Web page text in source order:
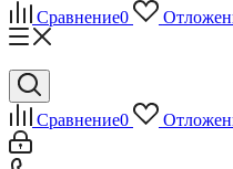
Сравнение0
Сравнение0